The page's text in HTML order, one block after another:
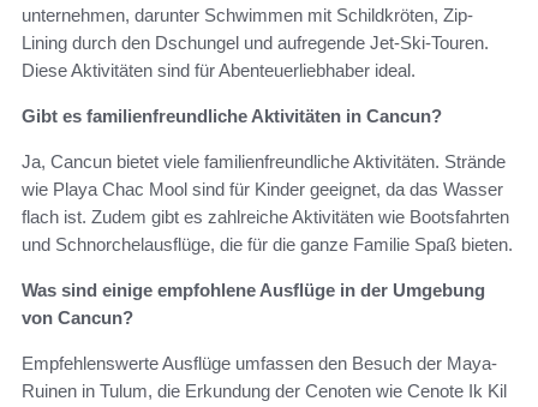
unternehmen, darunter Schwimmen mit Schildkröten, Zip-
Lining durch den Dschungel und aufregende Jet-Ski-Touren.
Diese Aktivitäten sind für Abenteuerliebhaber ideal.
Gibt es familienfreundliche Aktivitäten in Cancun?
Ja, Cancun bietet viele familienfreundliche Aktivitäten. Strände
wie Playa Chac Mool sind für Kinder geeignet, da das Wasser
flach ist. Zudem gibt es zahlreiche Aktivitäten wie Bootsfahrten
und Schnorchelausflüge, die für die ganze Familie Spaß bieten.
Was sind einige empfohlene Ausflüge in der Umgebung
von Cancun?
Empfehlenswerte Ausflüge umfassen den Besuch der Maya-
Ruinen in Tulum, die Erkundung der Cenoten wie Cenote Ik Kil